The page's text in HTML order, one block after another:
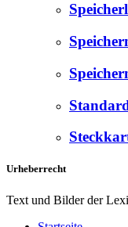
Urheberrecht
Text und Bilder der